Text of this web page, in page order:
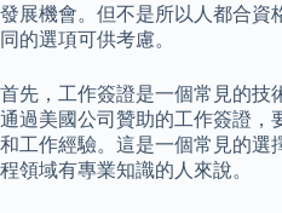
發展機會。但不是所以人都合資
同的選項可供考慮。
首先，工作簽證是一個常見的技
通過美國公司贊助的工作簽證，
和工作經驗。這是一個常見的選
程領域有專業知識的人來說。